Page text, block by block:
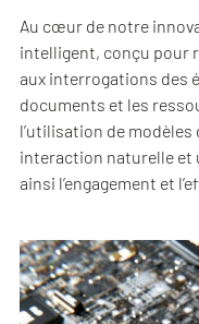
Au cœur de notre
intelligent, conçu pour
aux interrogations des
documents et les
l’utilisation de modèles
interaction naturelle et
ainsi l’engagement et